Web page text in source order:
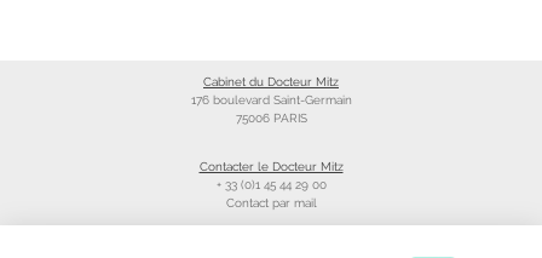
Cabinet du Docteur Mitz
176 boulevard Saint-Germain
75006 PARIS
Contacter le Docteur Mitz
+ 33 (0)1 45 44 29 00
Contact par mail